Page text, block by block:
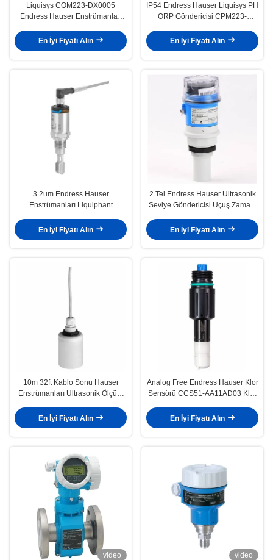
Liquisys COM223-DX0005
Endress Hauser Enstrümanları
En İyi Fiyatı Alın
IP54 Endress Hauser Liquisys PH
ORP Göndericisi CPM223-
En İyi Fiyatı Alın
3.2um Endress Hauser
Enstrümanları Liquiphant
FTL31-AA4U3BAWSJ
En İyi Fiyatı Alın
2 Tel Endress Hauser Ultrasonik
Seviye Göndericisi Uçuş Zamanı
En İyi Fiyatı Alın
10m 32ft Kablo Sonu Hauser
Enstrümanları Ultrasonik Ölçüm
En İyi Fiyatı Alın
Analog Free Endress Hauser Klor
Sensörü CCS51-AA11AD03 Klor
En İyi Fiyatı Alın
video
video